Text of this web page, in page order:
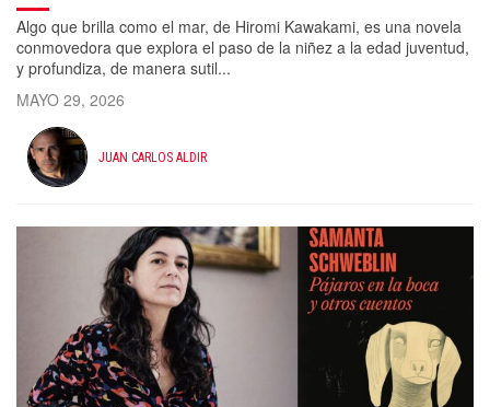
Algo que brilla como el mar, de Hiromi Kawakami, es una novela
conmovedora que explora el paso de la niñez a la edad juventud,
y profundiza, de manera sutil...
MAYO 29, 2026
JUAN CARLOS ALDIR